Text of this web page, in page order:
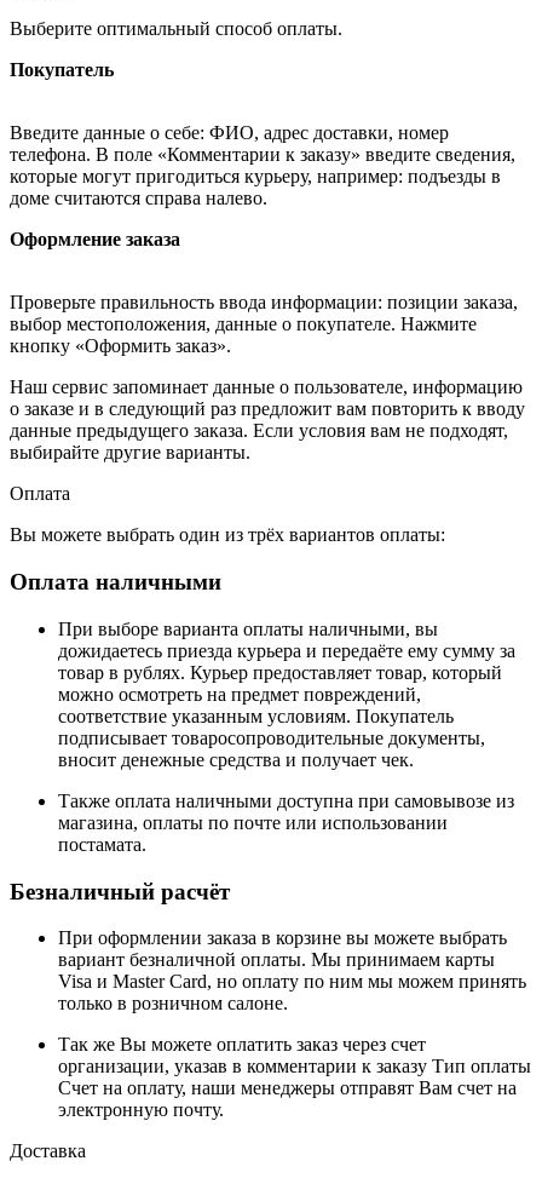
Выберите оптимальный способ оплаты.
Покупатель
Введите данные о себе: ФИО, адрес доставки, номер
телефона. В поле «Комментарии к заказу» введите сведения,
которые могут пригодиться курьеру, например: подъезды в
доме считаются справа налево.
Оформление заказа
Проверьте правильность ввода информации: позиции заказа,
выбор местоположения, данные о покупателе. Нажмите
кнопку «Оформить заказ».
Наш сервис запоминает данные о пользователе, информацию
о заказе и в следующий раз предложит вам повторить к вводу
данные предыдущего заказа. Если условия вам не подходят,
выбирайте другие варианты.
Оплата
Вы можете выбрать один из трёх вариантов оплаты:
Оплата наличными
При выборе варианта оплаты наличными, вы
дожидаетесь приезда курьера и передаёте ему сумму за
товар в рублях. Курьер предоставляет товар, который
можно осмотреть на предмет повреждений,
соответствие указанным условиям. Покупатель
подписывает товаросопроводительные документы,
вносит денежные средства и получает чек.
Также оплата наличными доступна при самовывозе из
магазина, оплаты по почте или использовании
постамата.
Безналичный расчёт
При оформлении заказа в корзине вы можете выбрать
вариант безналичной оплаты. Мы принимаем карты
Visa и Master Card, но оплату по ним мы можем принять
только в розничном салоне.
Так же Вы можете оплатить заказ через счет
организации, указав в комментарии к заказу Тип оплаты
Счет на оплату, наши менеджеры отправят Вам счет на
электронную почту.
Доставка